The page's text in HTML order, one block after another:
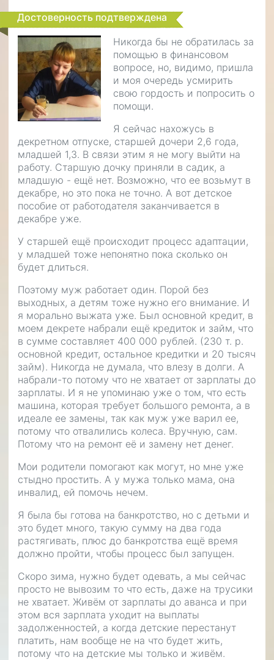
Достоверность подтверждена
Никогда бы не обратилась за
помощью в финансовом
вопросе, но, видимо, пришла
и моя очередь усмирить
свою гордость и попросить о
помощи.
Я сейчас нахожусь в
декретном отпуске, старшей дочери 2,6 года,
младшей 1,3. В связи этим я не могу выйти на
работу. Старшую дочку приняли в садик, а
младшую - ещё нет. Возможно, что ее возьмут в
декабре, но это пока не точно. А вот детское
пособие от работодателя заканчивается в
декабре уже.
У старшей ещё происходит процесс адаптации,
у младшей тоже непонятно пока сколько он
будет длиться.
Поэтому муж работает один. Порой без
выходных, а детям тоже нужно его внимание. И
я морально выжата уже. Был основной кредит, в
моем декрете набрали ещё кредиток и займ, что
в сумме составляет 400 000 рублей. (230 т. р.
основной кредит, остальное кредитки и 20 тысяч
займ). Никогда не думала, что влезу в долги. А
набрали-то потому что не хватает от зарплаты до
зарплаты. И я не упоминаю уже о том, что есть
машина, которая требует большого ремонта, а в
идеале ее замены, так как муж уже варил ее,
потому что отвалились колеса. Вручную, сам.
Потому что на ремонт её и замену нет денег.
Мои родители помогают как могут, но мне уже
стыдно простить. А у мужа только мама, она
инвалид, ей помочь нечем.
Я была бы готова на банкротство, но с детьми и
это будет много, такую сумму на два года
растягивать, плюс до банкротства ещё время
должно пройти, чтобы процесс был запущен.
Скоро зима, нужно будет одевать, а мы сейчас
просто не вывозим то что есть, даже на трусики
не хватает. Живём от зарплаты до аванса и при
этом вся зарплата уходит на выплаты
задолженностей, а когда детские перестанут
платить, нам вообще не на что будет жить,
потому что на детские мы только и живём.